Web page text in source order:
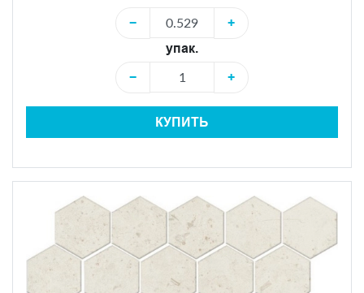
−
+
упак.
−
+
КУПИТЬ